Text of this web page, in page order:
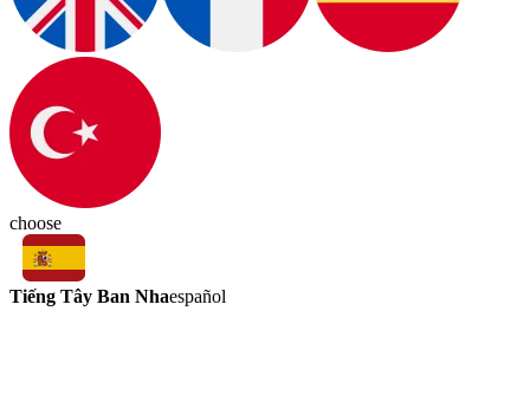
choose
Tiếng Tây Ban Nhaespañol